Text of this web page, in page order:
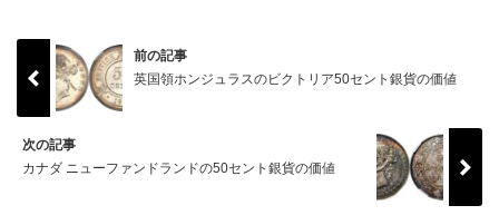
前の記事
英国領ホンジュラスのビクトリア50セント銀貨の価値
次の記事
カナダ ニューファンドランドの50セント銀貨の価値